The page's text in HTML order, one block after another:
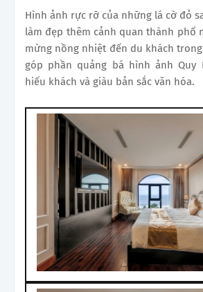
Hình ảnh rực rỡ của những lá cờ đỏ
làm đẹp thêm cảnh quan thành phố
mừng nồng nhiệt đến du khách
góp phần quảng bá hình ảnh Quy
hiếu khách và giàu bản sắc văn hóa.